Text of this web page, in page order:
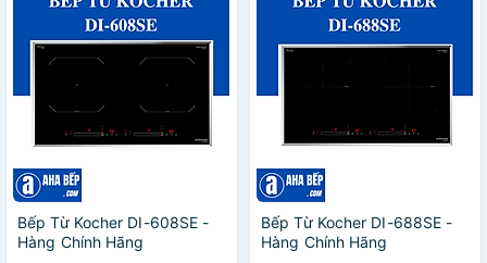
Bếp Từ Kocher DI-608SE -
Hàng Chính Hãng
Bếp Từ Kocher DI-688SE -
Hàng Chính Hãng